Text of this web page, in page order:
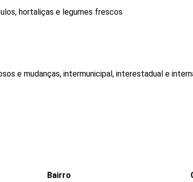
hortaliças e legumes frescos
e mudanças, intermunicipal, interestadual e
Bairro